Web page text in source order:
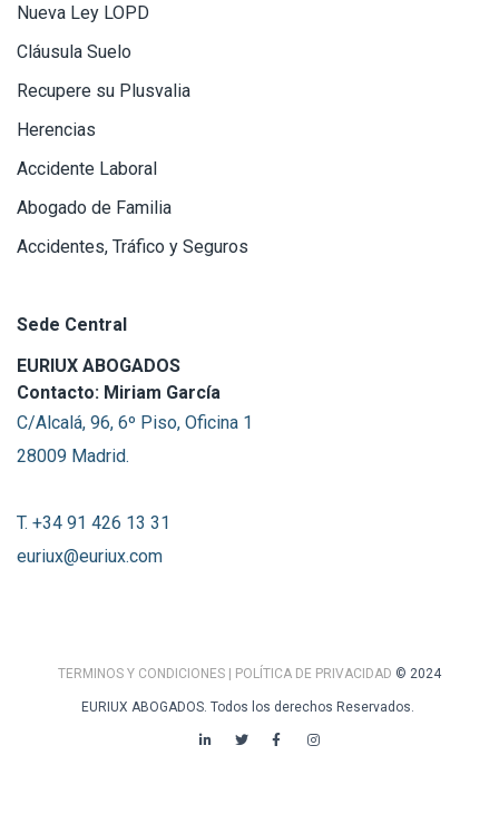
Nueva Ley LOPD
Cláusula Suelo
Recupere su Plusvalia
Herencias
Accidente Laboral
Abogado de Familia
Accidentes, Tráfico y Seguros
Sede Central
EURIUX ABOGADOS
Contacto: Miriam García
C/Alcalá, 96, 6º Piso, Oficina 1
28009 Madrid.
T. +34 91 426 13 31
euriux@euriux.com
TERMINOS Y CONDICIONES | POLÍTICA DE PRIVACIDAD © 2024
EURIUX ABOGADOS. Todos los derechos Reservados.